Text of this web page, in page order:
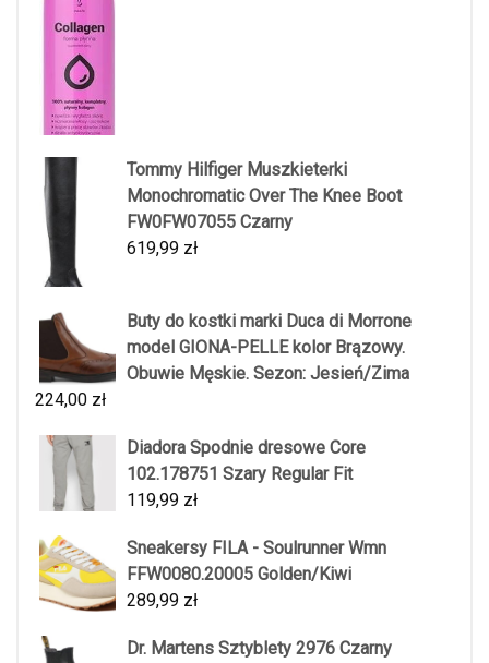
Tommy Hilfiger Muszkieterki
Monochromatic Over The Knee Boot
FW0FW07055 Czarny
619,99 zł
Buty do kostki marki Duca di Morrone
model GIONA-PELLE kolor Brązowy.
Obuwie Męskie. Sezon: Jesień/Zima
224,00 zł
Diadora Spodnie dresowe Core
102.178751 Szary Regular Fit
119,99 zł
Sneakersy FILA - Soulrunner Wmn
FFW0080.20005 Golden/Kiwi
289,99 zł
Dr. Martens Sztyblety 2976 Czarny